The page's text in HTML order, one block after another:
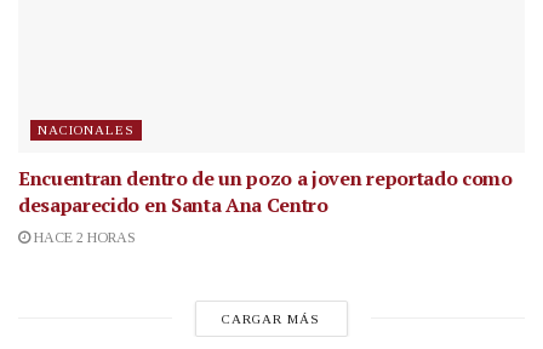
NACIONALES
Encuentran dentro de un pozo a joven reportado como
desaparecido en Santa Ana Centro
HACE 2 HORAS
CARGAR MÁS